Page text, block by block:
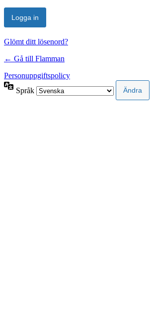
Glömt ditt lösenord?
← Gå till Flamman
Personuppgiftspolicy
Språk